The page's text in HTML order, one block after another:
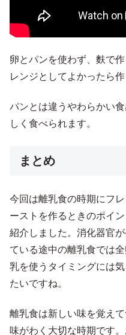
卵とパンを使わず、麩で
レンジとしてよかったら
パンとは違うやわらかい
しく食べられます。
まとめ
今回は離乳食の時期にフレ
ーストを作るときのポイ
紹介しました。消化器官が
ている途中の離乳食では
乳を使うタイミングには
たいですね。
離乳食は新しい味を覚え
味がわく大切な時期です